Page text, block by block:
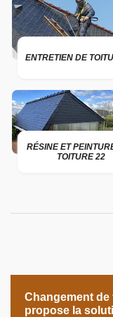
ENTRETIEN DE
RÉSINE ET
TOITURE 22
Changement
propose la